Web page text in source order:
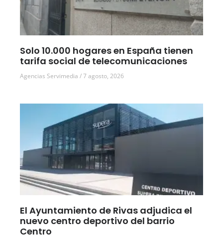
Solo 10.000 hogares en España tienen
tarifa social de telecomunicaciones
Agencias Servimedia 7 agosto, 2026
El Ayuntamiento de Rivas adjudica el
nuevo centro deportivo del barrio
Centro